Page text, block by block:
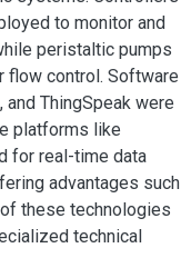
to monitor and
peristaltic pumps
flow control. Software
and ThingSpeak were
platforms like
for real-time data
advantages such
these technologies
technical